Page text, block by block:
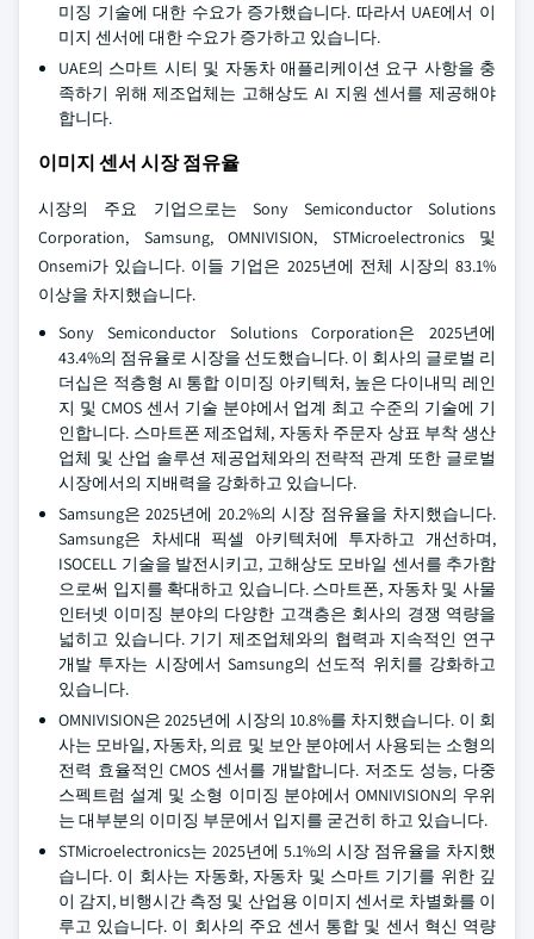
미징 기술에 대한 수요가 증가했습니다. 따라서 UAE에서 이
미지 센서에 대한 수요가 증가하고 있습니다.
UAE의 스마트 시티 및 자동차 애플리케이션 요구 사항을 충
족하기 위해 제조업체는 고해상도 AI 지원 센서를 제공해야
합니다.
이미지 센서 시장 점유율
시장의 주요 기업으로는 Sony Semiconductor Solutions
Corporation, Samsung, OMNIVISION, STMicroelectronics 및
Onsemi가 있습니다. 이들 기업은 2025년에 전체 시장의 83.1%
이상을 차지했습니다.
Sony Semiconductor Solutions Corporation은 2025년에
43.4%의 점유율로 시장을 선도했습니다. 이 회사의 글로벌 리
더십은 적층형 AI 통합 이미징 아키텍처, 높은 다이내믹 레인
지 및 CMOS 센서 기술 분야에서 업계 최고 수준의 기술에 기
인합니다. 스마트폰 제조업체, 자동차 주문자 상표 부착 생산
업체 및 산업 솔루션 제공업체와의 전략적 관계 또한 글로벌
시장에서의 지배력을 강화하고 있습니다.
Samsung은 2025년에 20.2%의 시장 점유율을 차지했습니다.
Samsung은 차세대 픽셀 아키텍처에 투자하고 개선하며,
ISOCELL 기술을 발전시키고, 고해상도 모바일 센서를 추가함
으로써 입지를 확대하고 있습니다. 스마트폰, 자동차 및 사물
인터넷 이미징 분야의 다양한 고객층은 회사의 경쟁 역량을
넓히고 있습니다. 기기 제조업체와의 협력과 지속적인 연구
개발 투자는 시장에서 Samsung의 선도적 위치를 강화하고
있습니다.
OMNIVISION은 2025년에 시장의 10.8%를 차지했습니다. 이 회
사는 모바일, 자동차, 의료 및 보안 분야에서 사용되는 소형의
전력 효율적인 CMOS 센서를 개발합니다. 저조도 성능, 다중
스펙트럼 설계 및 소형 이미징 분야에서 OMNIVISION의 우위
는 대부분의 이미징 부문에서 입지를 굳건히 하고 있습니다.
STMicroelectronics는 2025년에 5.1%의 시장 점유율을 차지했
습니다. 이 회사는 자동화, 자동차 및 스마트 기기를 위한 깊
이 감지, 비행시간 측정 및 산업용 이미지 센서로 차별화를 이
루고 있습니다. 이 회사의 주요 센서 통합 및 센서 혁신 역량